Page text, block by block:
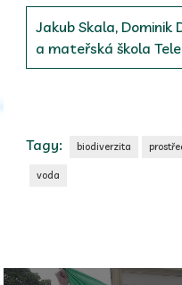
Jakub Skala, Dominik
a mateřská škola
Tagy: biodiverzita
voda